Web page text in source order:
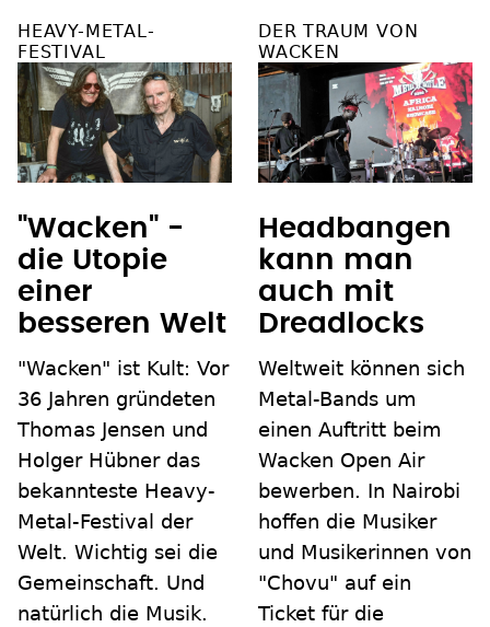
HEAVY-METAL-
FESTIVAL
"Wacken" -
die Utopie
einer
besseren Welt
"Wacken" ist Kult: Vor
36 Jahren gründeten
Thomas Jensen und
Holger Hübner das
bekannteste Heavy-
Metal-Festival der
Welt. Wichtig sei die
Gemeinschaft. Und
natürlich die Musik.
DER TRAUM VON
WACKEN
Headbangen
kann man
auch mit
Dreadlocks
Weltweit können sich
Metal-Bands um
einen Auftritt beim
Wacken Open Air
bewerben. In Nairobi
hoffen die Musiker
und Musikerinnen von
"Chovu" auf ein
Ticket für die